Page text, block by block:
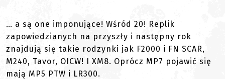
… a są one imponujące! Wśród 20! Replik
zapowiedzianych na przyszły i następny rok
znajdują się takie rodzynki jak F2000 i FN SCAR,
M240, Tavor, OICW! I XM8. Oprócz MP7 pojawić się
mają MP5 PTW i LR300.